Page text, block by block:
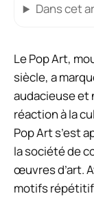
Dans cet
Le Pop Art,
siècle, a
audacieuse et
réaction à la
Pop Art s’est
la société de
œuvres d’art.
motifs